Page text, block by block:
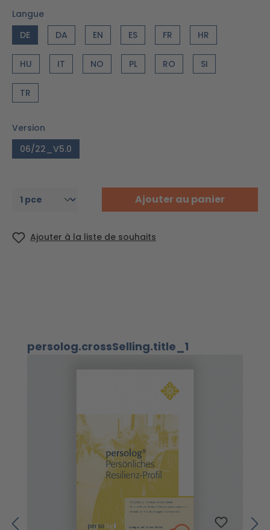
Langue
DE
DA EN ES FR HR
HU IT NO PL RO SI
TR
Version
06/22_V5.0
Ajouter au panier
Ajouter à la liste de souhaits
Ignorer la galerie de produits
persolog.crossSelling.title_1